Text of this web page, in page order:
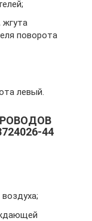
жгута
поворота
левый.
44